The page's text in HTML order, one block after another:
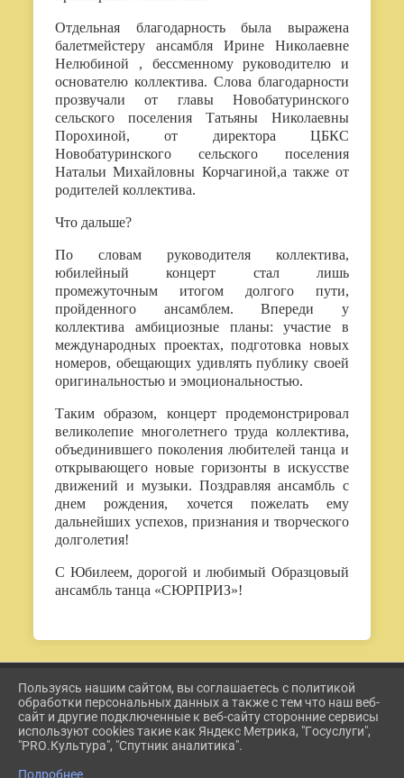
Отдельная благодарность была выражена
балетмейстеру ансамбля Ирине Николаевне
Нелюбиной , бессменному руководителю и
основателю коллектива. Слова благодарности
прозвучали от главы Новобатуринского
сельского поселения Татьяны Николаевны
Порохиной, от директора ЦБКС
Новобатуринского сельского поселения
Натальи Михайловны Корчагиной,а также от
родителей коллектива.
Что дальше?
По словам руководителя коллектива,
юбилейный концерт стал лишь
промежуточным итогом долгого пути,
пройденного ансамблем. Впереди у
коллектива амбициозные планы: участие в
международных проектах, подготовка новых
номеров, обещающих удивлять публику своей
оригинальностью и эмоциональностью.
Таким образом, концерт продемонстрировал
великолепие многолетнего труда коллектива,
объединившего поколения любителей танца и
открывающего новые горизонты в искусстве
движений и музыки. Поздравляя ансамбль с
днем рождения, хочется пожелать ему
дальнейших успехов, признания и творческого
долголетия!
С Юбилеем, дорогой и любимый Образцовый
ансамбль танца «СЮРПРИЗ»!
2026 Г. ETKUL-KULTURA.RU
ВХОД
КАРТА САЙТА
ПОЛИТИКА ОБРАБОТКИ ПЕРСОНАЛЬНЫХ ДАННЫХ
Пользуясь нашим сайтом, вы соглашаетесь с политикой
обработки персональных данных а также с тем что наш веб-
сайт и другие подключенные к веб-сайту сторонние сервисы
используют cookies такие как Яндекс Метрика, "Госуслуги",
"PRO.Культура", "Спутник аналитика".
Подробнее